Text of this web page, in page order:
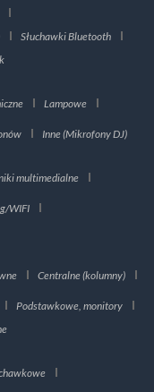
Słuchawki Bluetooth
Lampowe
Inne (Mikrofony DJ)
multimedialne
WIFI
Centralne (kolumny)
Podstawkowe, monitory